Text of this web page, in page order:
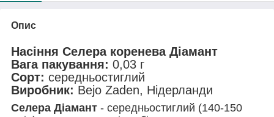
Опис
Насіння Селера коренева Діамант
Вага пакування: 0,03 г
Сорт: середньостиглий
Виробник: Bejo Zaden, Нідерланди
Селера Діамант - середньостиглий (140-150